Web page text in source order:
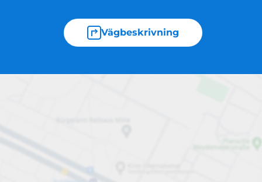
Vägbeskrivning